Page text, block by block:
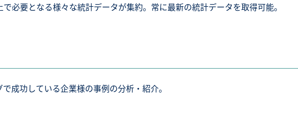
必要となる様々な統計データが集約。常に最新の統計データを取得可能。
成功している企業様の事例の分析・紹介。